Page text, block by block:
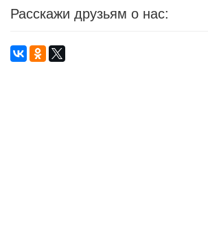
Расскажи друзьям о нас: